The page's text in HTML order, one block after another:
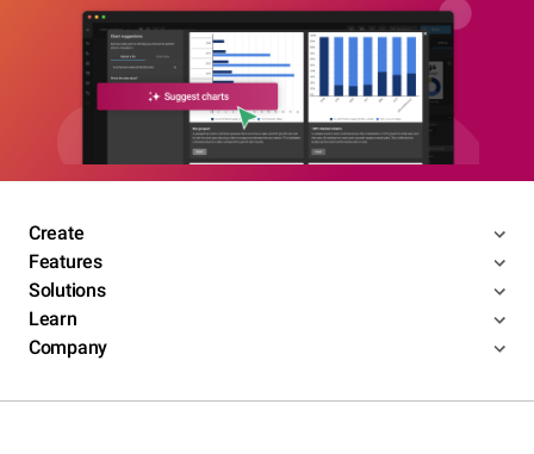
Create
Features
Solutions
Learn
Company